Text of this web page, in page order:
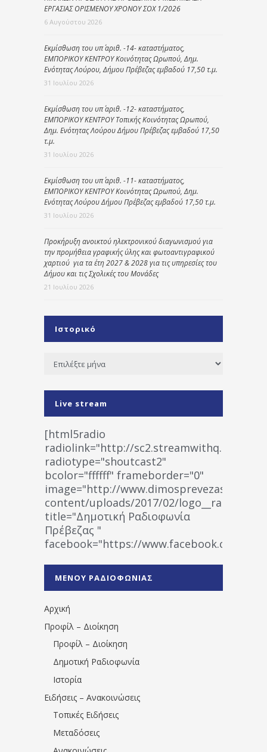
ΕΡΓΑΣΙΑΣ ΟΡΙΣΜΕΝΟΥ ΧΡΟΝΟΥ ΣΟΧ 1/2026
6 Αυγούστου 2026
Εκμίσθωση του υπ΄ αριθ. -14- καταστήματος,
ΕΜΠΟΡΙΚΟΥ ΚΕΝΤΡΟΥ Κοινότητας Ωρωπού, Δημ.
Ενότητας Λούρου, Δήμου Πρέβεζας εμβαδού 17,50 τ.μ.
31 Ιουλίου 2026
Εκμίσθωση του υπ΄ αριθ. -12- καταστήματος,
ΕΜΠΟΡΙΚΟΥ ΚΕΝΤΡΟΥ Τοπικής Κοινότητας Ωρωπού,
Δημ. Ενότητας Λούρου Δήμου Πρέβεζας εμβαδού 17,50
τ.μ.
31 Ιουλίου 2026
Εκμίσθωση του υπ΄ αριθ. -11- καταστήματος,
ΕΜΠΟΡΙΚΟΥ ΚΕΝΤΡΟΥ Κοινότητας Ωρωπού, Δημ.
Ενότητας Λούρου Δήμου Πρέβεζας εμβαδού 17,50 τ.μ.
31 Ιουλίου 2026
Προκήρυξη ανοικτού ηλεκτρονικού διαγωνισμού για
την προμήθεια γραφικής ύλης και φωτοαντιγραφικού
χαρτιού για τα έτη 2027 & 2028 για τις υπηρεσίες του
Δήμου και τις Σχολικές του Μονάδες
21 Ιουλίου 2026
Ιστορικό
Ιστορικό
Live stream
[html5radio
radiolink="http://
radiotype="shoutcast2"
bcolor="ffffff" frameborder="0"
image="http://www.dimosprevezas.gr/wp-
content/uploads/2017/02/
title="Δημοτική Ραδιοφωνία
Πρέβεζας "
facebook="https://www.facebook.com/
1531194763766854/" artist="" ]
ΜΕΝΟΥ ΡΑΔΙΟΦΩΝΙΑΣ
Αρχική
Προφίλ – Διοίκηση
Προφίλ – Διοίκηση
Δημοτική Ραδιοφωνία
Ιστορία
Ειδήσεις – Ανακοινώσεις
Τοπικές Ειδήσεις
Μεταδόσεις